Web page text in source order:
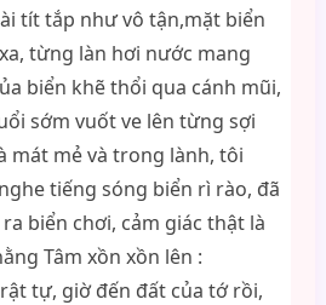
tít tắp như vô tận,mặt biển
từng làn hơi nước mang
biển khẽ thổi qua cánh mũi,
sớm vuốt ve lên từng sợi
mát mẻ và trong lành, tôi
tiếng sóng biển rì rào, đã
biển chơi, cảm giác thật là
Tâm xồn xồn lên :
tự, giờ đến đất của tớ rồi,